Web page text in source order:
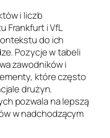
i liczb
Frankfurt i VfL
do ich
Pozycje w tabeli
zawodników i
które często
drużyn.
pozwala na lepszą
w nadchodzącym